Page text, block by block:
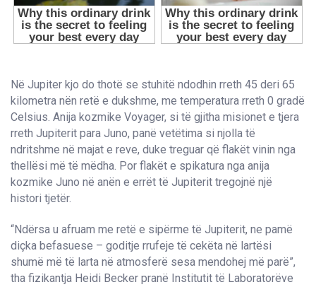
Në Jupiter kjo do thotë se stuhitë ndodhin rreth 45 deri 65
kilometra nën retë e dukshme, me temperatura rreth 0 gradë
Celsius. Anija kozmike Voyager, si të gjitha misionet e tjera
rreth Jupiterit para Juno, panë vetëtima si njolla të
ndritshme në majat e reve, duke treguar që flakët vinin nga
thellësi më të mëdha. Por flakët e spikatura nga anija
kozmike Juno në anën e errët të Jupiterit tregojnë një
histori tjetër.
“Ndërsa u afruam me retë e sipërme të Jupiterit, ne pamë
diçka befasuese – goditje rrufeje të cekëta në lartësi
shumë më të larta në atmosferë sesa mendohej më parë”,
tha fizikantja Heidi Becker pranë Institutit të Laboratorëve